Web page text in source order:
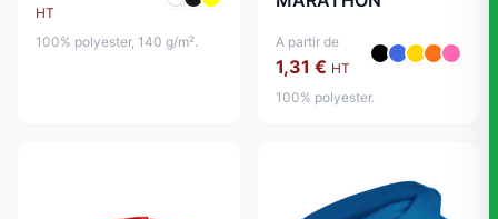
HT
100% polyester, 140 g/m².
A partir de
1,31 € HT
100% polyester.